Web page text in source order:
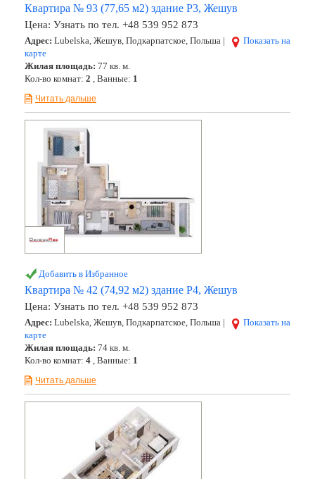
Квартира № 93 (77,65 м2) здание Р3, Жешув
Цена: Узнать по тел. +48 539 952 873
Адрес: Lubelska, Жешув, Подкарпатское, Польша |
Показать на
карте
Жилая площадь: 77 кв. м.
Кол-во комнат: 2 , Ванные: 1
Читать дальше
Добавить в Избранное
Квартира № 42 (74,92 м2) здание Р4, Жешув
Цена: Узнать по тел. +48 539 952 873
Адрес: Lubelska, Жешув, Подкарпатское, Польша |
Показать на
карте
Жилая площадь: 74 кв. м.
Кол-во комнат: 4 , Ванные: 1
Читать дальше